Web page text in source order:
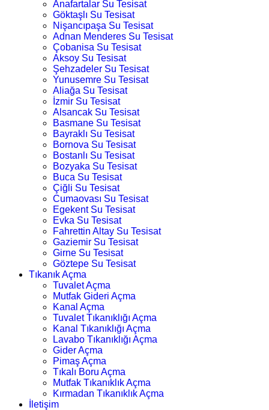
Anafartalar Su Tesisat
Göktaşlı Su Tesisat
Nişancıpaşa Su Tesisat
Adnan Menderes Su Tesisat
Çobanisa Su Tesisat
Aksoy Su Tesisat
Şehzadeler Su Tesisat
Yunusemre Su Tesisat
Aliağa Su Tesisat
İzmir Su Tesisat
Alsancak Su Tesisat
Basmane Su Tesisat
Bayraklı Su Tesisat
Bornova Su Tesisat
Bostanlı Su Tesisat
Bozyaka Su Tesisat
Buca Su Tesisat
Çiğli Su Tesisat
Cumaovası Su Tesisat
Egekent Su Tesisat
Evka Su Tesisat
Fahrettin Altay Su Tesisat
Gaziemir Su Tesisat
Girne Su Tesisat
Göztepe Su Tesisat
Tıkanık Açma
Tuvalet Açma
Mutfak Gideri Açma
Kanal Açma
Tuvalet Tıkanıklığı Açma
Kanal Tıkanıklığı Açma
Lavabo Tıkanıklığı Açma
Gider Açma
Pimaş Açma
Tıkalı Boru Açma
Mutfak Tıkanıklık Açma
Kırmadan Tıkanıklık Açma
İletişim